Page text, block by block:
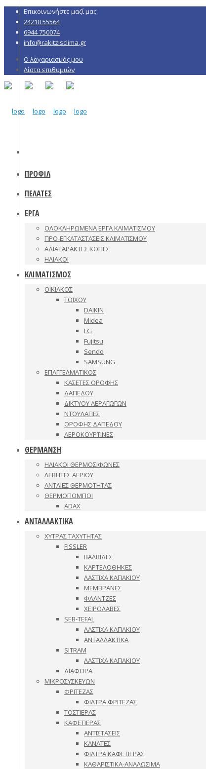
Επικοινωνήστε μαζί μας:
24210 55564
6944 750074
info@rakitzisclima.gr
Ο λογαριασμός μου
Λίστα επιθυμιών
ΠΡΟΦΙΛ
ΠΕΛΑΤΕΣ
ΕΡΓΑ
ΟΛΟΚΛΗΡΩΜΕΝΑ ΕΡΓΑ ΚΛΙΜΑΤΙΣΜΟΥ
ΠΡΟ-ΕΓΚΑΤΑΣΤΑΣΕΙΣ ΚΛΙΜΑΤΙΣΜΟΥ
ΑΔΙΑΤΑΡΑΚΤΕΣ ΚΟΠΕΣ
ΗΛΙΑΚΟΙ
ΚΛΙΜΑΤΙΣΜΟΣ
ΟΙΚΙΑΚΟΣ
ΤΟΙΧΟΥ
DAIKIN
Midea
LG
Fujitsu
Sendo
SAMSUNG
ΕΠΑΓΓΕΛΜΑΤΙΚΟΣ
ΚΑΣΕΤΕΣ ΟΡΟΦΗΣ
ΔΑΠΕΔΟΥ
ΔΙΚΤΥΟΥ ΑΕΡΑΓΩΓΩΝ
ΝΤΟΥΛΑΠΕΣ
ΟΡΟΦΗΣ ΔΑΠΕΔΟΥ
ΑΕΡΟΚΟΥΡΤΙΝΕΣ
ΘΕΡΜΑΝΣΗ
ΗΛΙΑΚΟΙ ΘΕΡΜΟΣΙΦΩΝΕΣ
ΛΕΒΗΤΕΣ ΑΕΡΙΟΥ
ΑΝΤΛΙΕΣ ΘΕΡΜΟΤΗΤΑΣ
ΘΕΡΜΟΠΟΜΠΟΙ
ADAX
ΑΝΤΑΛΛΑΚΤΙΚΑ
ΧΥΤΡΑΣ ΤΑΧΥΤΗΤΑΣ
FISSLER
ΒΑΛΒΙΔΕΣ
ΚΑΡΤΕΛΟΘΗΚΕΣ
ΛΑΣΤΙΧΑ ΚΑΠΑΚΙΟΥ
ΜΕΜΒΡΑΝΕΣ
ΦΛΑΝΤΖΕΣ
ΧΕΙΡΟΛΑΒΕΣ
SEB-TEFAL
ΛΑΣΤΙΧΑ ΚΑΠΑΚΙΟΥ
ΑΝΤΑΛΛΑΚΤΙΚΑ
SITRAM
ΛΑΣΤΙΧΑ ΚΑΠΑΚΙΟΥ
ΔΙΑΦΟΡΑ
ΜΙΚΡΟΣΥΣΚΕΥΩΝ
ΦΡΙΤΕΖΑΣ
ΦΙΛΤΡΑ ΦΡΙΤΕΖΑΣ
ΤΟΣΤΙΕΡΑΣ
ΚΑΦΕΤΙΕΡΑΣ
ΑΝΤΙΣΤΑΣΕΙΣ
ΚΑΝΑΤΕΣ
ΦΙΛΤΡΑ ΚΑΦΕΤΙΕΡΑΣ
ΚΑΘΑΡΙΣΤΙΚΑ-ΑΝΑΛΩΣΙΜΑ